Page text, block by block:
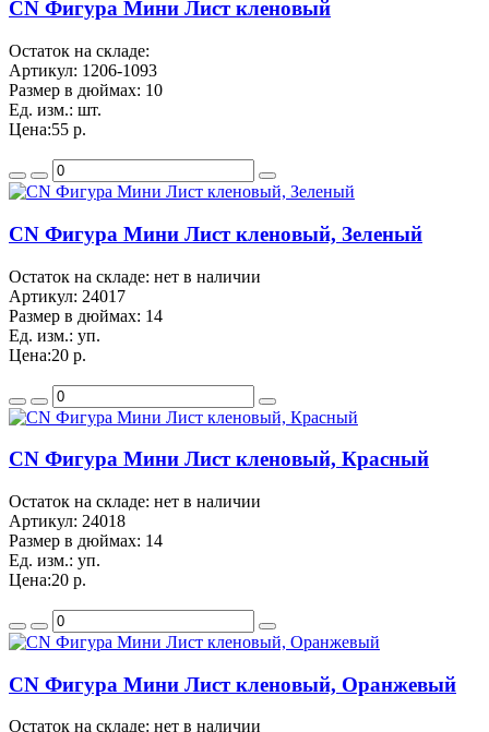
CN Фигура Мини Лист кленовый
Остаток на складе:
Артикул: 1206-1093
Размер в дюймах: 10
Ед. изм.: шт.
Цена:55 р.
CN Фигура Мини Лист кленовый, Зеленый
Остаток на складе: нет в наличии
Артикул: 24017
Размер в дюймах: 14
Ед. изм.: уп.
Цена:20 р.
CN Фигура Мини Лист кленовый, Красный
Остаток на складе: нет в наличии
Артикул: 24018
Размер в дюймах: 14
Ед. изм.: уп.
Цена:20 р.
CN Фигура Мини Лист кленовый, Оранжевый
Остаток на складе: нет в наличии